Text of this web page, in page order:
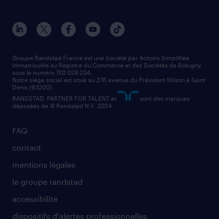
manutentionnaire
assistant administratif
comptable
contact entreprise
faq intérim / recrutement
nos agences par ville
nos agences par région
nos cabinets de recrutement
FAQ
contact
mentions légales
le groupe randstad
accessibilité
dispositifs d'alertes professionnelles
Groupe Randstad France est une Société par Actions Simplifiée
immatriculée au Registre du Commerce et des Sociétés de Bobigny
sous le numéro 702 028 234.
Notre siège social est situé au 276 avenue du Président Wilson à Saint
Denis (93200).
RANDSTAD, PARTNER FOR TALENT et
sont des marques
déposées de © Randstad N.V. 2024.